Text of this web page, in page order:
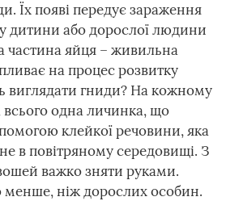
Їх появі передує зараження
дитини або дорослої людини
частина яйця – живильна
на процес розвитку
виглядати гниди? На кожному
всього одна личинка, що
клейкої речовини, яка
в повітряному середовищі. З
важко зняти руками.
менше, ніж дорослих особин.